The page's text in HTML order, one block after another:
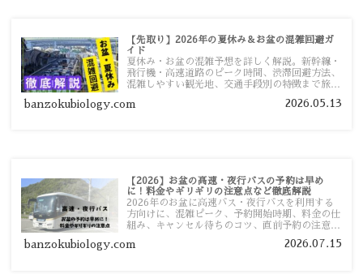
【先取り】2026年の夏休み＆お盆の混雑回避ガ
イド
夏休み・お盆の混雑予想を詳しく解説。新幹線・
飛行機・高速道路のピーク時間、渋滞回避方法、
混雑しやすい観光地、交通手段別の特徴まで旅行
banzokubiology.com 2026.05.13
【2026】お盆の高速・夜行バスの予約は早め
に！料金やギリギリの注意点など徹底解説
2026年のお盆に高速バス・夜行バスを利用する
方向けに、混雑ピーク、予約開始時期、料金の仕
組み、キャンセル待ちのコツ、直前予約の注意点
banzokubiology.com 2026.07.15